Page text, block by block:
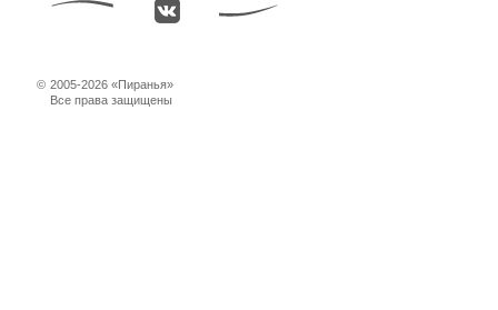
© 2005-2026 «Пиранья»
Все права защищены